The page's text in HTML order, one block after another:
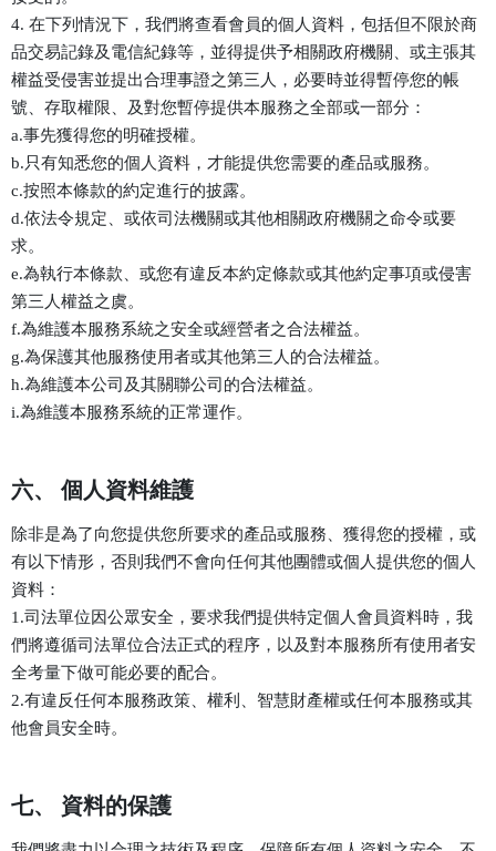
4. 在下列情況下，我們將查看會員的個人資料，包括但不限於商
品交易記錄及電信紀錄等，並得提供予相關政府機關、或主張其
權益受侵害並提出合理事證之第三人，必要時並得暫停您的帳
號、存取權限、及對您暫停提供本服務之全部或一部分：
a.事先獲得您的明確授權。
b.只有知悉您的個人資料，才能提供您需要的產品或服務。
c.按照本條款的約定進行的披露。
d.依法令規定、或依司法機關或其他相關政府機關之命令或要
求。
e.為執行本條款、或您有違反本約定條款或其他約定事項或侵害
第三人權益之虞。
f.為維護本服務系統之安全或經營者之合法權益。
g.為保護其他服務使用者或其他第三人的合法權益。
h.為維護本公司及其關聯公司的合法權益。
i.為維護本服務系統的正常運作。
六、 個人資料維護
除非是為了向您提供您所要求的產品或服務、獲得您的授權，或
有以下情形，否則我們不會向任何其他團體或個人提供您的個人
資料：
1.司法單位因公眾安全，要求我們提供特定個人會員資料時，我
們將遵循司法單位合法正式的程序，以及對本服務所有使用者安
全考量下做可能必要的配合。
2.有違反任何本服務政策、權利、智慧財產權或任何本服務或其
他會員安全時。
七、 資料的保護